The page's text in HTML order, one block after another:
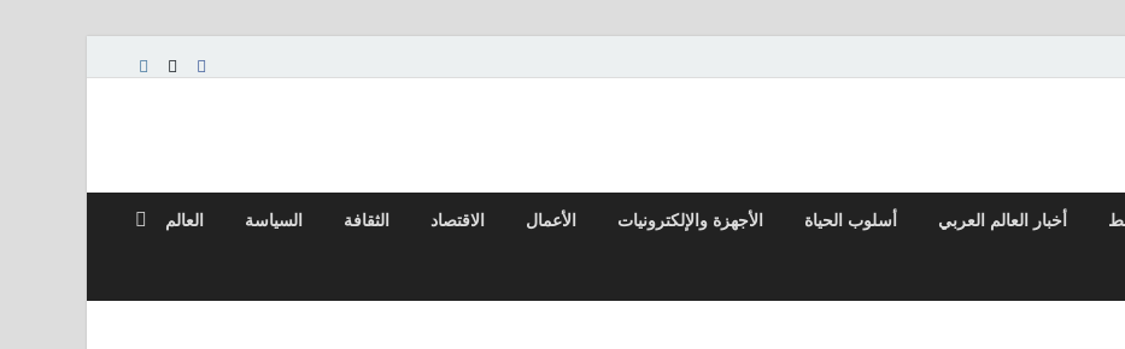
أخبار العالم العربي أسلوب الحياة الأجهزة والإلكترونيات الأعمال الاقتصاد الثقافة السياسة العالم